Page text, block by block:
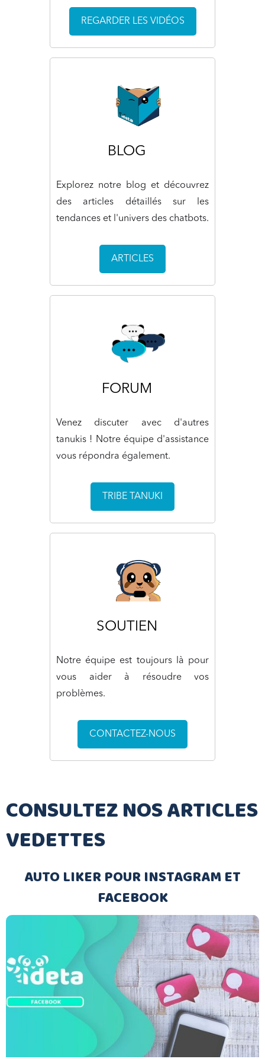
REGARDER LES VIDÉOS
BLOG
Explorez notre blog et découvrez
des articles détaillés sur les
tendances et l'univers des chatbots.
ARTICLES
FORUM
Venez discuter avec d'autres
tanukis ! Notre équipe d'assistance
vous répondra également.
TRIBE TANUKI
SOUTIEN
Notre équipe est toujours là pour
vous aider à résoudre vos
problèmes.
CONTACTEZ-NOUS
CONSULTEZ NOS ARTICLES
VEDETTES
AUTO LIKER POUR INSTAGRAM ET
FACEBOOK